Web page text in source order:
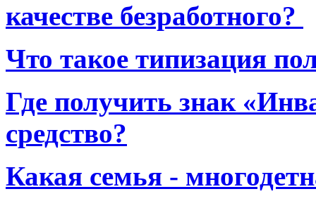
качестве безработного?
Что такое типизация
Где получить знак
средство?
Какая семья -